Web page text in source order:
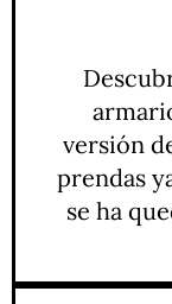
versión
prendas
se ha